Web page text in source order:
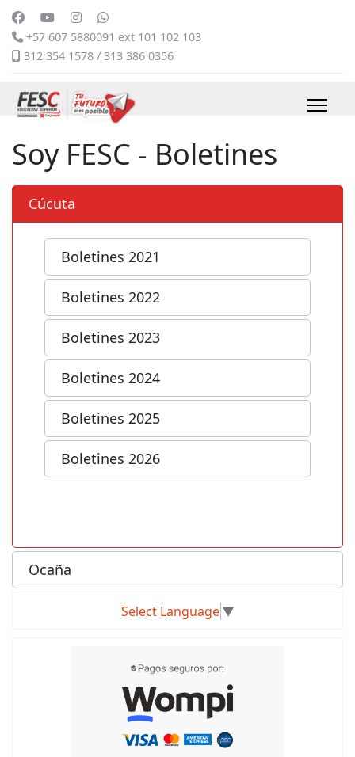
+57 607 5880091 ext 101 102 103
312 354 1578 / 313 386 0356
Soy FESC - Boletines
Cúcuta
Boletines 2021
Boletines 2022
Boletines 2023
Boletines 2024
Boletines 2025
Boletines 2026
Ocaña
Select Language▼